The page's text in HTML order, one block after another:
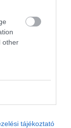
other
tájékoztató